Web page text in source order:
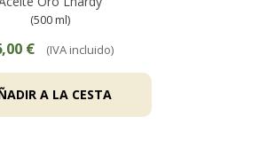
(500 ml)
€ (IVA incluido)
A LA CESTA